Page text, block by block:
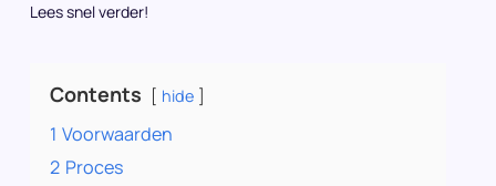
Lees snel verder!
Contents hide
1 Voorwaarden
2 Proces